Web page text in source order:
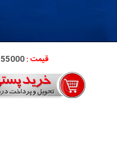
قیمت :55000 تومان